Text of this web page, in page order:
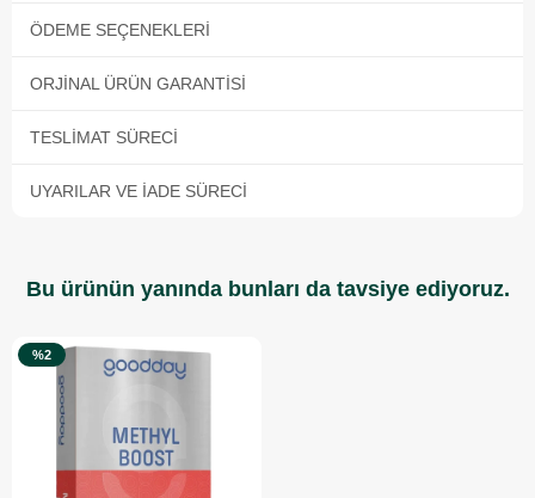
ÖDEME SEÇENEKLERI
ORJINAL ÜRÜN GARANTISI
TESLIMAT SÜRECI
UYARILAR VE İADE SÜRECI
Bu ürünün yanında bunları da tavsiye ediyoruz.
%2